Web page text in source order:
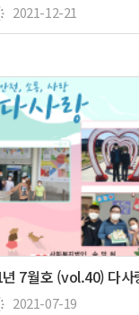
2021-12-21
2021-07-19